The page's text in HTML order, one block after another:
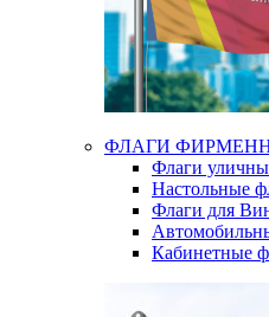
ФЛАГИ
Флаги
Настольные
Флаги для
Кабинетные